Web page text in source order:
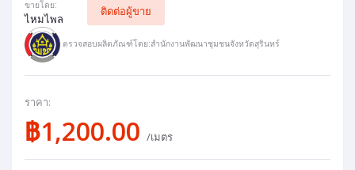
ขายโดย:
ไหมไพล
ติดต่อผู้ขาย
ตรวจสอบผลิตภัณฑ์โดย:สำนักงานพัฒนาชุมชนจังหวัดสุรินทร์
ราคา:
฿1,200.00 /เมตร